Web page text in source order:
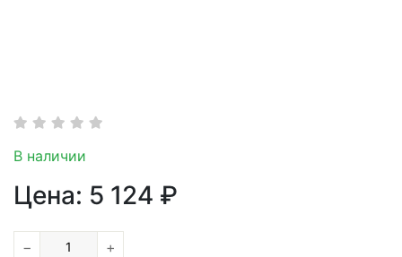
В наличии
Цена: 5 124 ₽
− +